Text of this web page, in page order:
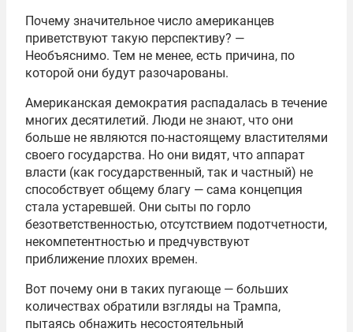
Почему значительное число американцев
приветствуют такую перспективу? —
Необъяснимо. Тем не менее, есть причина, по
которой они будут разочарованы.
Американская демократия распадалась в течение
многих десятилетий. Люди не знают, что они
больше не являются по-настоящему властителями
своего государства. Но они видят, что аппарат
власти (как государственный, так и частный) не
способствует общему благу — сама концепция
стала устаревшей. Они сыты по горло
безответственностью, отсутствием подотчетности,
некомпетентностью и предчувствуют
приближение плохих времен.
Вот почему они в таких пугающе — больших
количествах обратили взгляды на Трампа,
пытаясь обнажить несостоятельный